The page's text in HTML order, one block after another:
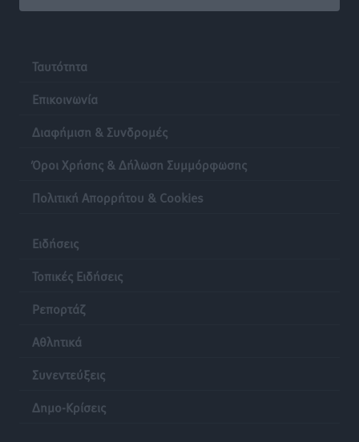
Ταυτότητα
Επικοινωνία
Διαφήμιση & Συνδρομές
Όροι Χρήσης & Δήλωση Συμμόρφωσης
Πολιτική Απορρήτου & Cookies
Ειδήσεις
Τοπικές Ειδήσεις
Ρεπορτάζ
Αθλητικά
Συνεντεύξεις
Δημο-Κρίσεις